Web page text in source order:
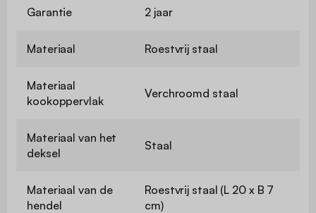
Garantie 2 jaar
Materiaal Roestvrij staal
Materiaal
kookoppervlak
Verchroomd staal
Materiaal van het
deksel
Staal
Materiaal van de
hendel
Roestvrij staal (L 20 x B 7
cm)